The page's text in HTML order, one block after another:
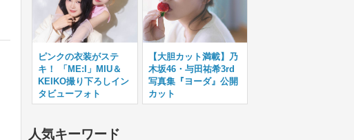
ピンクの衣装がステ
キ！ 「ME:I」MIU＆
KEIKO撮り下ろしイン
タビューフォト
【大胆カット満載】乃
木坂46・与田祐希3rd
写真集『ヨーダ』公開
カット
人気キーワード